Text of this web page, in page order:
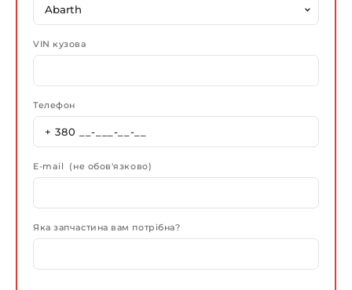
VIN кузова
Телефон
E-mail (не обов'язково)
Яка запчастина вам потрібна?